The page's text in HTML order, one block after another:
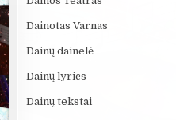
Dainotas Varnas
Dainų dainelė
Dainų lyrics
Dainų tekstai